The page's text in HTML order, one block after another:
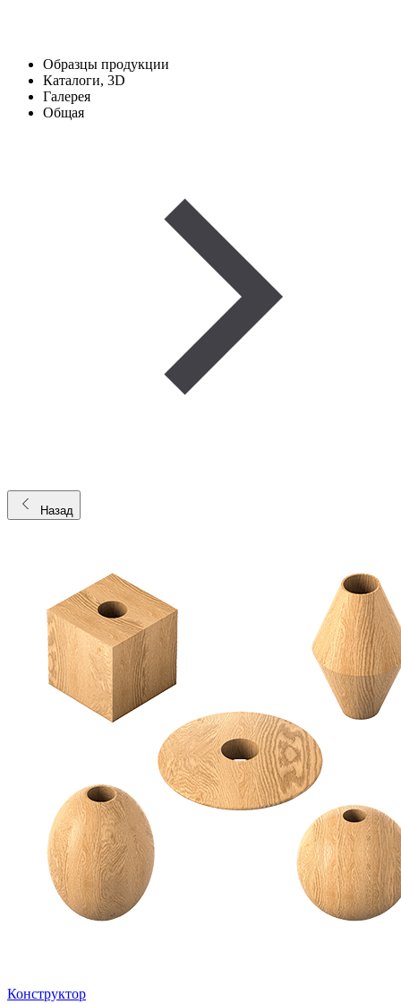
Образцы продукции
Каталоги, 3D
Галерея
Общая
Назад
Конструктор